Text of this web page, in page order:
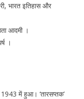
भारत इतिहास और
आदमी ।
।
में हुआ। ‘तारसप्तक’